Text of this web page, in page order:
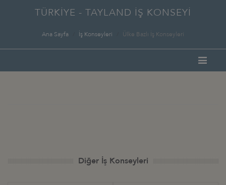
TÜRKİYE - TAYLAND İŞ KONSEYİ
Ana Sayfa İş Konseyleri Ülke Bazlı İş Konseyleri
Diğer İş Konseyleri